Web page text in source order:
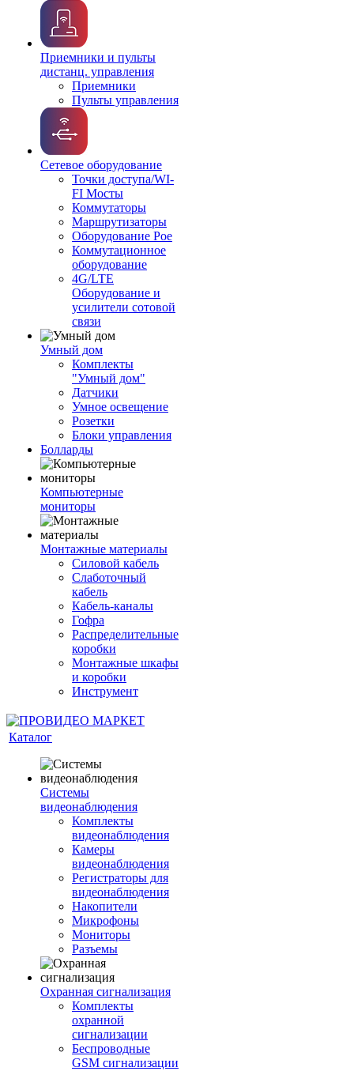
Приемники и пульты
дистанц. управления
Приемники
Пульты управления
Сетевое оборудование
Точки доступа/WI-
FI Мосты
Коммутаторы
Маршрутизаторы
Оборудование Poe
Коммутационное
оборудование
4G/LTE
Оборудование и
усилители сотовой
связи
Умный дом
Комплекты
"Умный дом"
Датчики
Умное освещение
Розетки
Блоки управления
Болларды
Компьютерные
мониторы
Монтажные материалы
Силовой кабель
Слаботочный
кабель
Кабель-каналы
Гофра
Распределительные
коробки
Монтажные шкафы
и коробки
Инструмент
Каталог
Системы
видеонаблюдения
Комплекты
видеонаблюдения
Камеры
видеонаблюдения
Регистраторы для
видеонаблюдения
Накопители
Микрофоны
Мониторы
Разъемы
Охранная сигнализация
Комплекты
охранной
сигнализации
Беспроводные
GSM сигнализации